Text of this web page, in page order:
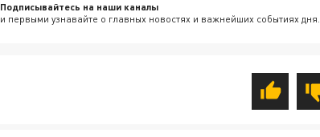
Подписывайтесь на наши каналы
и первыми узнавайте о главных новостях и важнейших событиях дня.